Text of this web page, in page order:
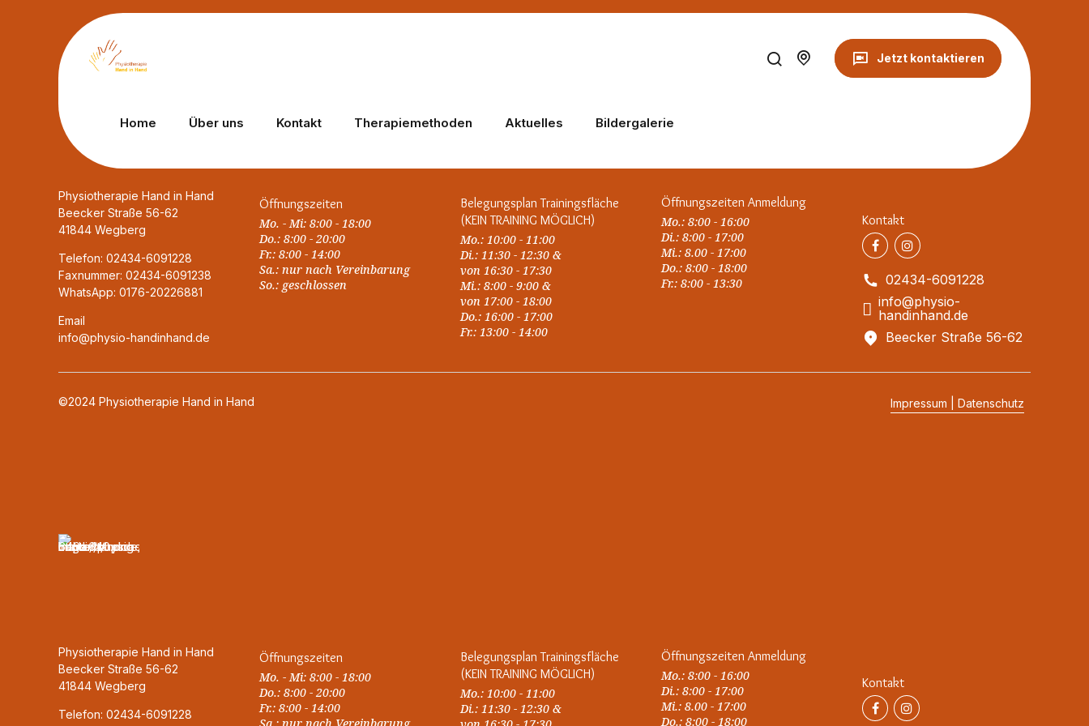
Jetzt kontaktieren
Home Über uns Kontakt Therapiemethoden Aktuelles Bildergalerie
Physiotherapie Hand in Hand
Beecker Straße 56-62
41844 Wegberg
Telefon: 02434-6091228
Faxnummer: 02434-6091238
WhatsApp: 0176-20226881
Email
info@physio-handinhand.de
Öffnungszeiten
Mo. - Mi: 8:00 - 18:00
Do.: 8:00 - 20:00
Fr.: 8:00 - 14:00
Sa.: nur nach Vereinbarung
So.: geschlossen
Belegungsplan Trainingsfläche
(KEIN TRAINING MÖGLICH)
Mo.: 10:00 - 11:00
Di.: 11:30 - 12:30 &
von 16:30 - 17:30
Mi.: 8:00 - 9:00 &
von 17:00 - 18:00
Do.: 16:00 - 17:00
Fr.: 13:00 - 14:00
Öffnungszeiten Anmeldung
Mo.: 8:00 - 16:00
Di.: 8:00 - 17:00
Mi.: 8.00 - 17:00
Do.: 8:00 - 18:00
Fr.: 8:00 - 13:30
Kontakt
02434-6091228
info@physio-
handinhand.de
Beecker Straße 56-62
©2024 Physiotherapie Hand in Hand Impressum | Datenschutz
Physiotherapie Hand in Hand
Beecker Straße 56-62
41844 Wegberg
Telefon: 02434-6091228
Öffnungszeiten
Mo. - Mi: 8:00 - 18:00
Do.: 8:00 - 20:00
Fr.: 8:00 - 14:00
Belegungsplan Trainingsfläche
(KEIN TRAINING MÖGLICH)
Mo.: 10:00 - 11:00
Di.: 11:30 - 12:30 &
Öffnungszeiten Anmeldung
Mo.: 8:00 - 16:00
Di.: 8:00 - 17:00
Mi.: 8.00 - 17:00
Do.: 8:00 - 18:00
Kontakt